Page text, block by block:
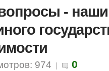
-
974 0